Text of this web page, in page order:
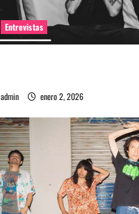
Entrevistas
admin enero 2, 2026